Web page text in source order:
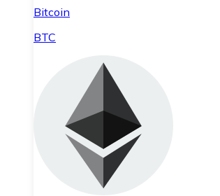
Bitcoin
BTC